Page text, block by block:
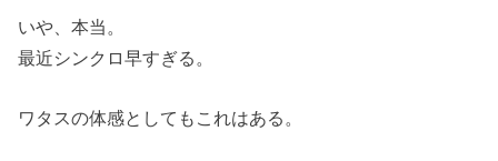
いや、本当。
最近シンクロ早すぎる。
ワタスの体感としてもこれはある。